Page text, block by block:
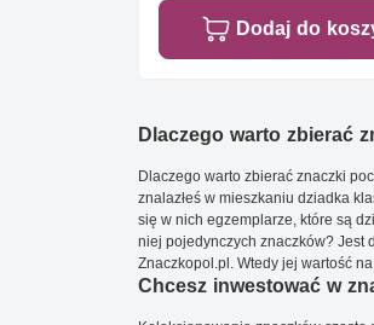
Dodaj do
Dlaczego warto zbierać
Dlaczego warto zbierać znaczki
znalazłeś w mieszkaniu dziadka
się w nich egzemplarze, które są
niej pojedynczych znaczków? Jest
Znaczkopol.pl. Wtedy jej wartość
Chcesz inwestować w